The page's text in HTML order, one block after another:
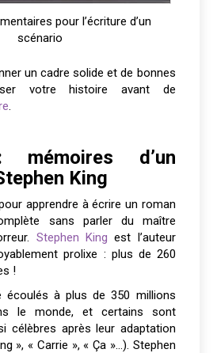
pour l’écriture d’un
scénario
un cadre solide et de bonnes
votre histoire avant de
mémoires d’un
King
apprendre à écrire un roman
sans parler du maître
Stephen King est l’auteur
prolixe : plus de 260
!
écoulés à plus de 350 millions
le monde, et certains sont
célèbres après leur adaptation
», « Carrie », « Ça »…). Stephen